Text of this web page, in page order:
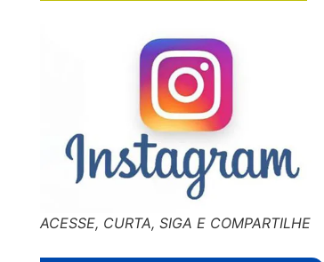
ACESSE, CURTA, SIGA E COMPARTILHE